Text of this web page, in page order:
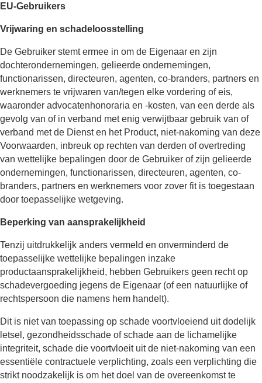
EU-Gebruikers
Vrijwaring en schadeloosstelling
De Gebruiker stemt ermee in om de Eigenaar en zijn
dochterondernemingen, gelieerde ondernemingen,
functionarissen, directeuren, agenten, co-branders, partners en
werknemers te vrijwaren van/tegen elke vordering of eis,
waaronder advocatenhonoraria en -kosten, van een derde als
gevolg van of in verband met enig verwijtbaar gebruik van of
verband met de Dienst en het Product, niet-nakoming van deze
Voorwaarden, inbreuk op rechten van derden of overtreding
van wettelijke bepalingen door de Gebruiker of zijn gelieerde
ondernemingen, functionarissen, directeuren, agenten, co-
branders, partners en werknemers voor zover fit is toegestaan
door toepasselijke wetgeving.
Beperking van aansprakelijkheid
Tenzij uitdrukkelijk anders vermeld en onverminderd de
toepasselijke wettelijke bepalingen inzake
productaansprakelijkheid, hebben Gebruikers geen recht op
schadevergoeding jegens de Eigenaar (of een natuurlijke of
rechtspersoon die namens hem handelt).
Dit is niet van toepassing op schade voortvloeiend uit dodelijk
letsel, gezondheidsschade of schade aan de lichamelijke
integriteit, schade die voortvloeit uit de niet-nakoming van een
essentiële contractuele verplichting, zoals een verplichting die
strikt noodzakelijk is om het doel van de overeenkomst te